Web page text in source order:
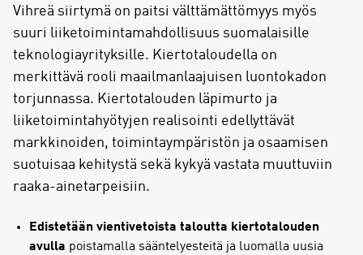
Vihreä siirtymä on paitsi välttämättömyys myös
suuri liiketoimintamahdollisuus suomalaisille
teknologiayrityksille. Kiertotaloudella on
merkittävä rooli maailmanlaajuisen luontokadon
torjunnassa. Kiertotalouden läpimurto ja
liiketoimintahyötyjen realisointi edellyttävät
markkinoiden, toimintaympäristön ja osaamisen
suotuisaa kehitystä sekä kykyä vastata muuttuviin
raaka-ainetarpeisiin.
Edistetään vientivetoista taloutta kiertotalouden
avulla poistamalla sääntelyesteitä ja luomalla uusia